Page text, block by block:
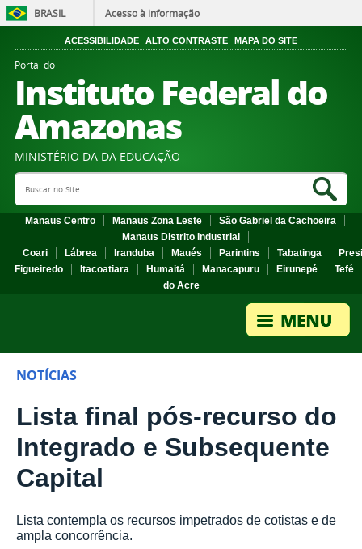
BRASIL Acesso à informação
ACESSIBILIDADE ALTO CONTRASTE MAPA DO SITE
Portal do
Instituto Federal do
Amazonas
MINISTÉRIO DA DA EDUCAÇÃO
Search Site
Manaus Centro Manaus Zona Leste
São Gabriel da Cachoeira
Manaus Distrito Industrial
Coari
Lábrea Iranduba Maués Parintins Tabatinga
Figueiredo
Itacoatiara Humaitá Manacapuru Eirunepé
Tefé
do Acre
NOTÍCIAS
Lista final pós-recurso do
Integrado e Subsequente
Capital
Lista contempla os recursos impetrados de cotistas e de
ampla concorrência.